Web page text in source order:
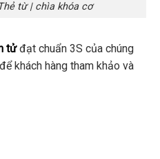
từ | chìa khóa cơ
tửđạt chuẩn 3S của chúng
khách hàng tham khảo và